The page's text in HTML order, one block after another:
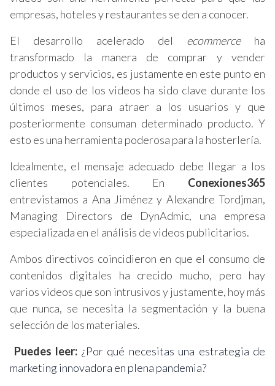
empresas, hoteles y restaurantes se den a conocer.
El desarrollo acelerado del ecommerceha
transformado la manera de comprar y vender
productos y servicios, es justamente en este punto en
donde el uso de los videos ha sido clave durante los
últimos meses, para atraer a los usuarios y que
posteriormente consuman determinado producto. Y
esto es una herramienta poderosa para la hosterlería.
Idealmente, el mensaje adecuado debe llegar a los
clientes potenciales. En Conexiones365
entrevistamos a Ana Jiménez y Alexandre Tordjman,
Managing Directors de DynAdmic, una empresa
especializada en el análisis de videos publicitarios.
Ambos directivos coincidieron en que el consumo de
contenidos digitales ha crecido mucho, pero hay
varios videos que son intrusivos y justamente, hoy más
que nunca, se necesita la segmentación y la buena
selección de los materiales.
Puedes leer: ¿Por qué necesitas una estrategia de
marketing innovadora en plena pandemia?